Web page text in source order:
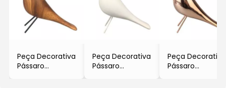
Peça Decorativa
Pássaro
Peça Decorativa
Pássaro
Peça Decorativa
Pássaro